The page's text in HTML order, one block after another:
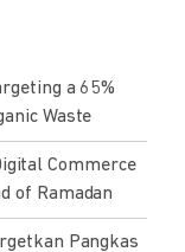
a 65%
Waste
Commerce
of Ramadan
Pangkas